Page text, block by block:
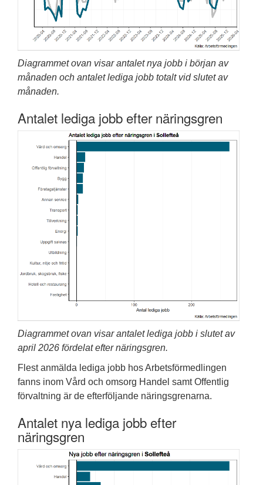
Diagrammet ovan visar antalet nya jobb i början av
månaden och antalet lediga jobb totalt vid slutet av
månaden.
Antalet lediga jobb efter näringsgren
Diagrammet ovan visar antalet lediga jobb i slutet av
april 2026 fördelat efter näringsgren.
Flest anmälda lediga jobb hos Arbetsförmedlingen
fanns inom Vård och omsorg Handel samt Offentlig
förvaltning är de efterföljande näringsgrenarna.
Antalet nya lediga jobb efter
näringsgren